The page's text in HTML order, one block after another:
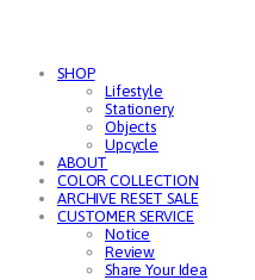
SHOP
Lifestyle
Stationery
Objects
Upcycle
ABOUT
COLOR COLLECTION
ARCHIVE RESET SALE
CUSTOMER SERVICE
Notice
Review
Share Your Idea